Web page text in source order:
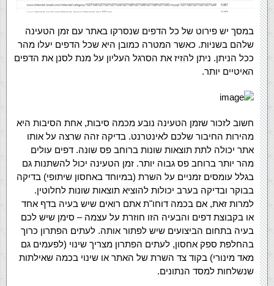
במסך יש פירוט של כל הדפים שנסרקו באתר עם זמן הטעינה
שלהם בשניות. כאשר המטרה כמובן היא שכל הדפים יעלו מהר
ככל הניתן. ניתן להזיז את הסרגל העליון על מנת לסנן את הדפים
האיטיים יותר.
חשוב לזכור שזמן הטעינה נובע מכמה סיבות, אחת הסיבות היא
מהירות החיבור שלכם לאינטרנט. בדיקה זהה שרצה על אותו
אתר יכולה לתת תוצאות שונות ברוחב פס שונה. דפים עולים
מהר יותר ברוחב פס גבוה יותר. זמן הטעינה יכול להשתנות גם
בגלל עומסים זמניים על השרת (במיוחד באחסון שיתופי) בדיקה
בבוקר ובדיקה בערב יכולות להוציא תוצאות שונות לחלוטין.
למרות זאת, אם בכמה דוחו"ת אתם רואים שיש בעיה בדף אחד
או בקבוצת דפים והבעיה הזו חוזרת על עצמה – סימן שיש לכם
בעיה בתחום הביצועים שיש לפתור אותה. לעתים הפתרון כרוך
בהחלפת ספק אחסון, לעתים הפתרון מצריך שינוי (לפעמים גם
מאד מינורי) בקוד צד השרת של האתר או שינוי בכמה שאילתות
שנשלחות למסד הנתונים.